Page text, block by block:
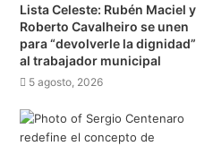
Lista Celeste: Rubén Maciel y
Roberto Cavalheiro se unen
para “devolverle la dignidad”
al trabajador municipal
5 agosto, 2026